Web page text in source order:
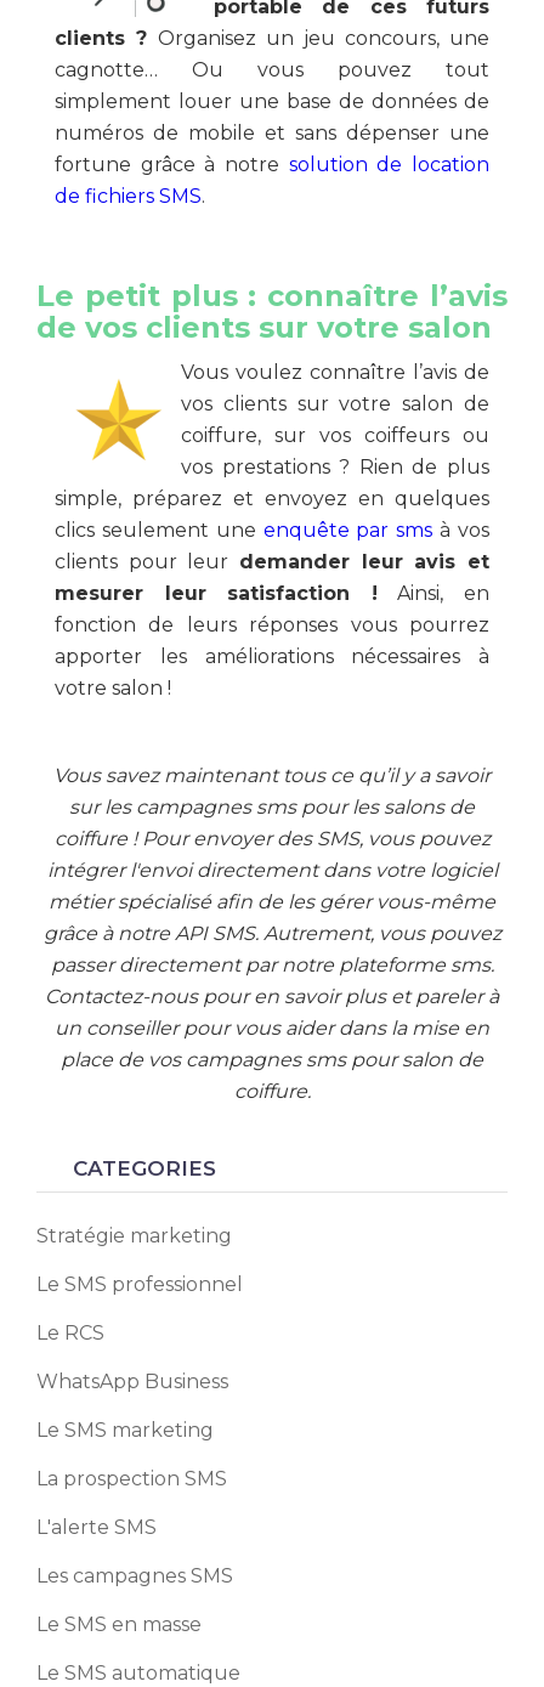
portable de ces futurs
clients ? Organisez un jeu concours, une
cagnotte… Ou vous pouvez tout
simplement louer une base de données de
numéros de mobile et sans dépenser une
fortune grâce à notre solution de location
de fichiers SMS.
Le petit plus : connaître l’avis
de vos clients sur votre salon
Vous voulez connaître l’avis de
vos clients sur votre salon de
coiffure, sur vos coiffeurs ou
vos prestations ? Rien de plus
simple, préparez et envoyez en quelques
clics seulement une enquête par sms à vos
clients pour leur demander leur avis et
mesurer leur satisfaction ! Ainsi, en
fonction de leurs réponses vous pourrez
apporter les améliorations nécessaires à
votre salon !
Vous savez maintenant tous ce qu’il y a savoir
sur les campagnes sms pour les salons de
coiffure ! Pour envoyer des SMS, vous pouvez
intégrer l'envoi directement dans votre logiciel
métier spécialisé afin de les gérer vous-même
grâce à notre API SMS. Autrement, vous pouvez
passer directement par notre plateforme sms.
Contactez-nous pour en savoir plus et pareler à
un conseiller pour vous aider dans la mise en
place de vos campagnes sms pour salon de
coiffure.
CATEGORIES
Stratégie marketing
Le SMS professionnel
Le RCS
WhatsApp Business
Le SMS marketing
La prospection SMS
L'alerte SMS
Les campagnes SMS
Le SMS en masse
Le SMS automatique